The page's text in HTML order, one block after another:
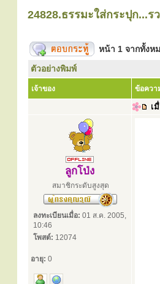
24828.ธรรมะใส่กระปุก...
หน้า 1 จากทั้งห
ตัวอย่างพิมพ์
เจ้าของ ข้อควา
เ
ลูกโป่ง
สมาชิกระดับสูงสุด
ลงทะเบียนเมื่อ: 01 ส.ค. 2005,
10:46
โพสต์: 12074
อายุ: 0